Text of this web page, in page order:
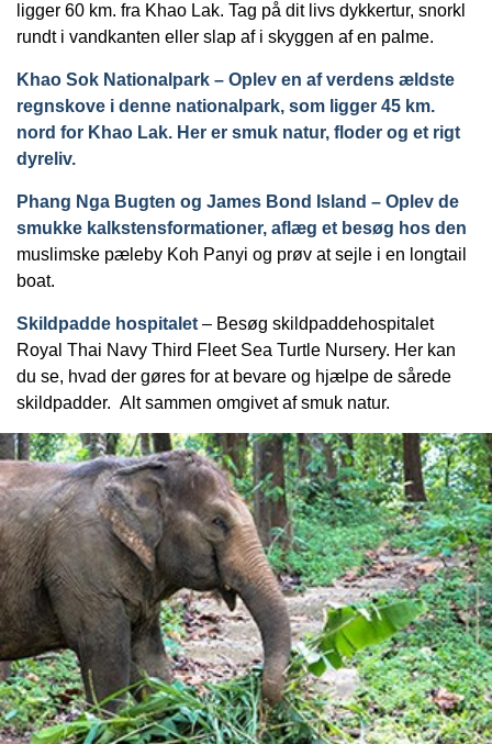
ligger 60 km. fra Khao Lak. Tag på dit livs dykkertur, snorkl
rundt i vandkanten eller slap af i skyggen af en palme.
Khao Sok Nationalpark – Oplev en af verdens ældste
regnskove i denne nationalpark, som ligger 45 km.
nord for Khao Lak. Her er smuk natur, floder og et rigt
dyreliv.
Phang Nga Bugten og James Bond Island – Oplev de
smukke kalkstensformationer, aflæg et besøg hos den
muslimske pæleby Koh Panyi og prøv at sejle i en longtail
boat.
Skildpadde hospitalet – Besøg skildpaddehospitalet
Royal Thai Navy Third Fleet Sea Turtle Nursery. Her kan
du se, hvad der gøres for at bevare og hjælpe de sårede
skildpadder. Alt sammen omgivet af smuk natur.